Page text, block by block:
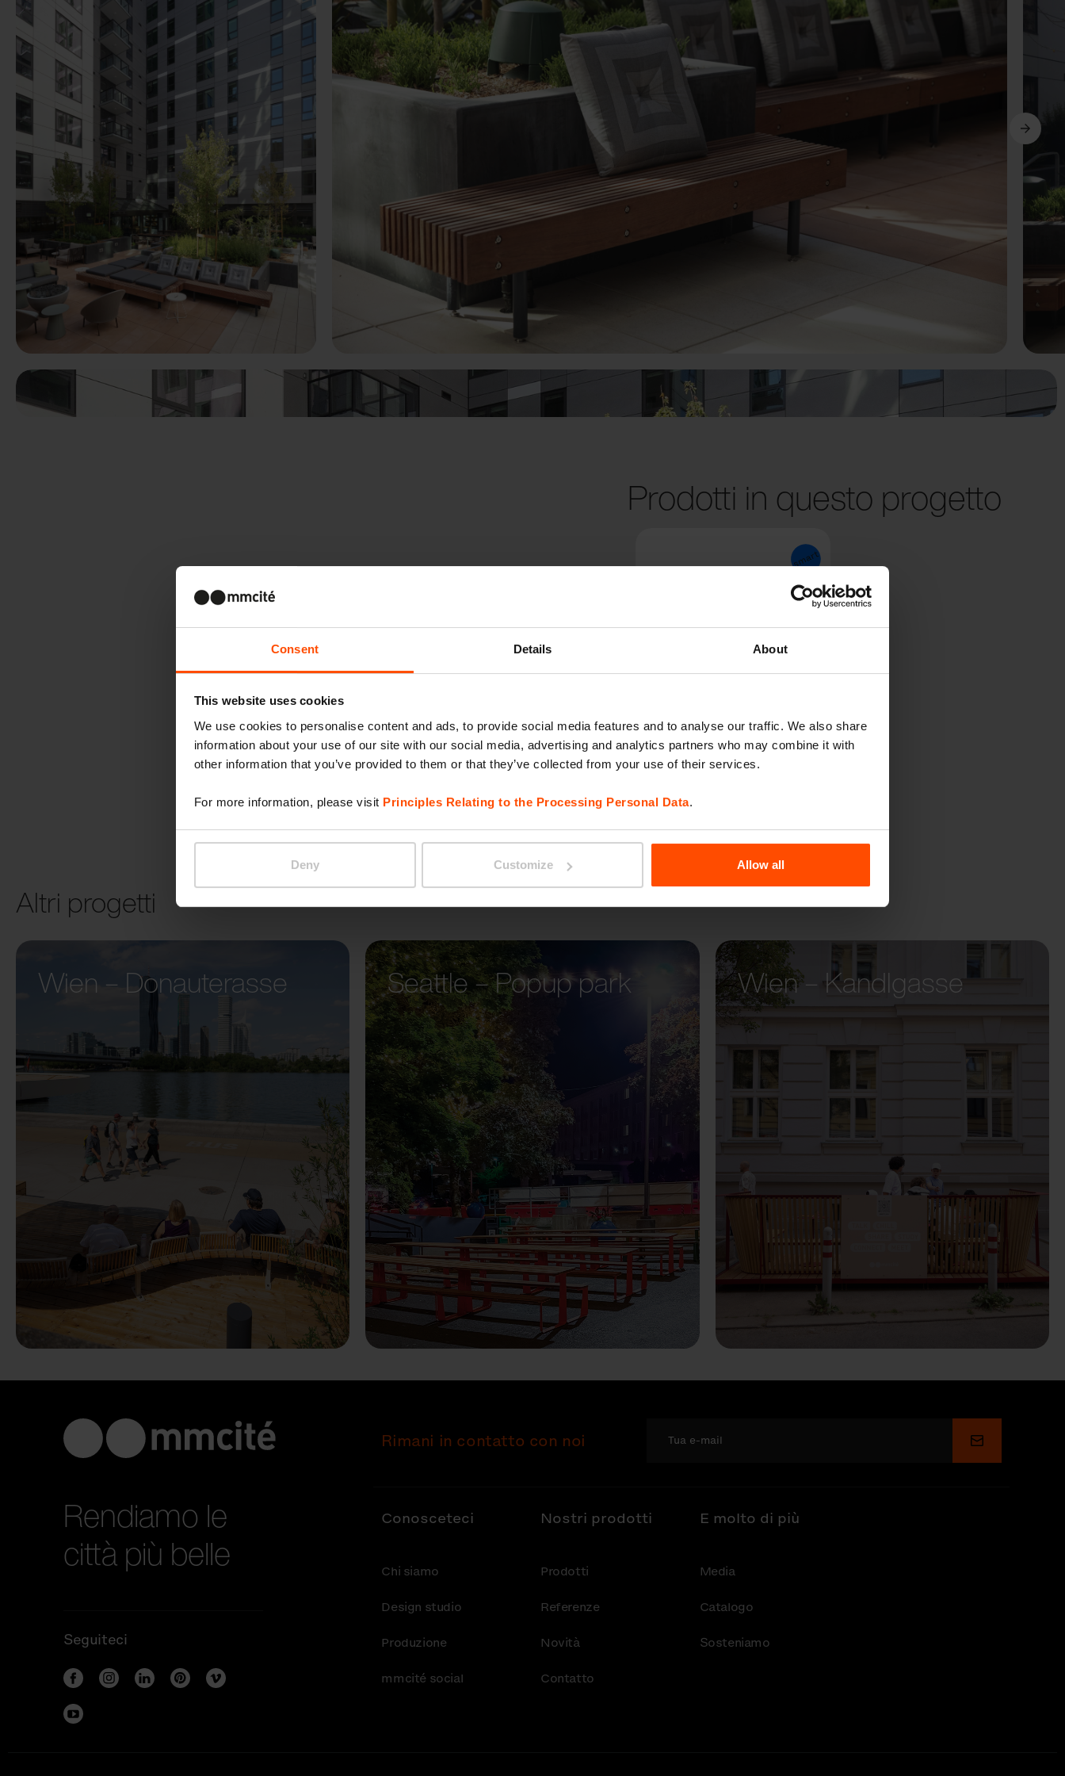
Consent Details About
This website uses cookies
We use cookies to personalise content and ads, to provide social media features and to analyse our traffic. We also share
information about your use of our site with our social media, advertising and analytics partners who may combine it with
other information that you’ve provided to them or that they’ve collected from your use of their services.
For more information, please visit Principles Relating to the Processing Personal Data.
Deny Customize Allow all
Precedente
Prodotti in questo progetto
WOODY
Altri progetti
Wien – Donauterasse
Seattle – Popup park Wien – Kandlgasse
Rendiamo le
città più belle
Seguiteci
Rimani in contatto con noi Invia
Conosceteci
Chi siamo
Design studio
Produzione
mmcité social
Nostri prodotti
Prodotti
Referenze
Novità
Contatto
E molto di più
Media
Catalogo
Sosteniamo